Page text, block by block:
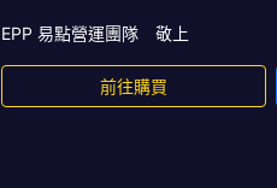
EPP 易點營運團隊 敬上
前往購買